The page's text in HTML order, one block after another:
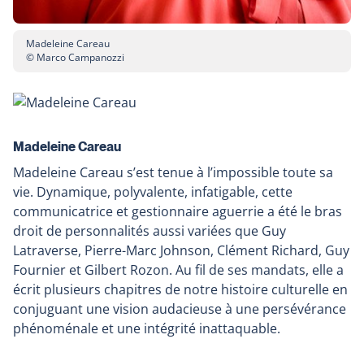
Madeleine Careau
© Marco Campanozzi
Madeleine Careau
Madeleine Careau s’est tenue à l’impossible toute sa
vie. Dynamique, polyvalente, infatigable, cette
communicatrice et gestionnaire aguerrie a été le bras
droit de personnalités aussi variées que Guy
Latraverse, Pierre-Marc Johnson, Clément Richard, Guy
Fournier et Gilbert Rozon. Au fil de ses mandats, elle a
écrit plusieurs chapitres de notre histoire culturelle en
conjuguant une vision audacieuse à une persévérance
phénoménale et une intégrité inattaquable.